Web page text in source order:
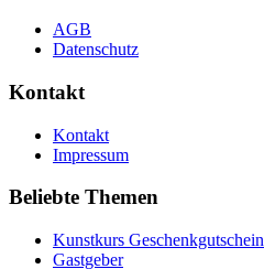
AGB
Datenschutz
Kontakt
Kontakt
Impressum
Beliebte Themen
Kunstkurs Geschenkgutschein
Gastgeber